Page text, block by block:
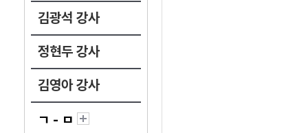
김광석 강사
정현두 강사
김영아 강사
ㄱ - ㅁ